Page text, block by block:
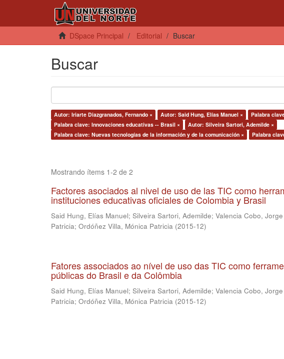
DSpace Principal Editorial Buscar
Buscar
Autor: Iriarte Diazgranados, Fernando × Autor: Said Hung, Elías Manuel ×
Palabra
Palabra clave: Innovaciones educativas -- Brasil ×
Autor: Silveira Sartori, Ademilde ×
Palabra clave: Nuevas tecnologías de la información y de la comunicación ×
Palabra
Mostrando ítems 1-2 de 2
Factores asociados al nivel de uso de las TIC como
instituciones educativas oficiales de Colombia y Brasil
Said Hung, Elías Manuel; Silveira Sartori, Ademilde; Valencia Cobo,
Patricia; Ordóñez Villa, Mónica Patricia (2015-12)
Fatores associados ao nível de uso das TIC como
públicas do Brasil e da Colômbia
Said Hung, Elías Manuel; Silveira Sartori, Ademilde; Valencia Cobo,
Patricia; Ordóñez Villa, Mónica Patricia (2015-12)